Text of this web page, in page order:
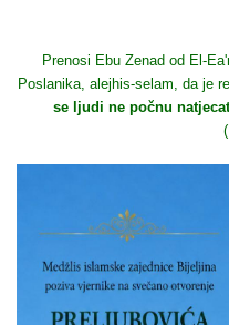
Prenosi Ebu Zenad od El-
Poslanika, alejhis-selam, da je
se ljudi ne počnu